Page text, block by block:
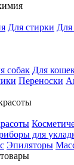
Для стирки Для
собак Для
Переноски
для
Эпиляторы